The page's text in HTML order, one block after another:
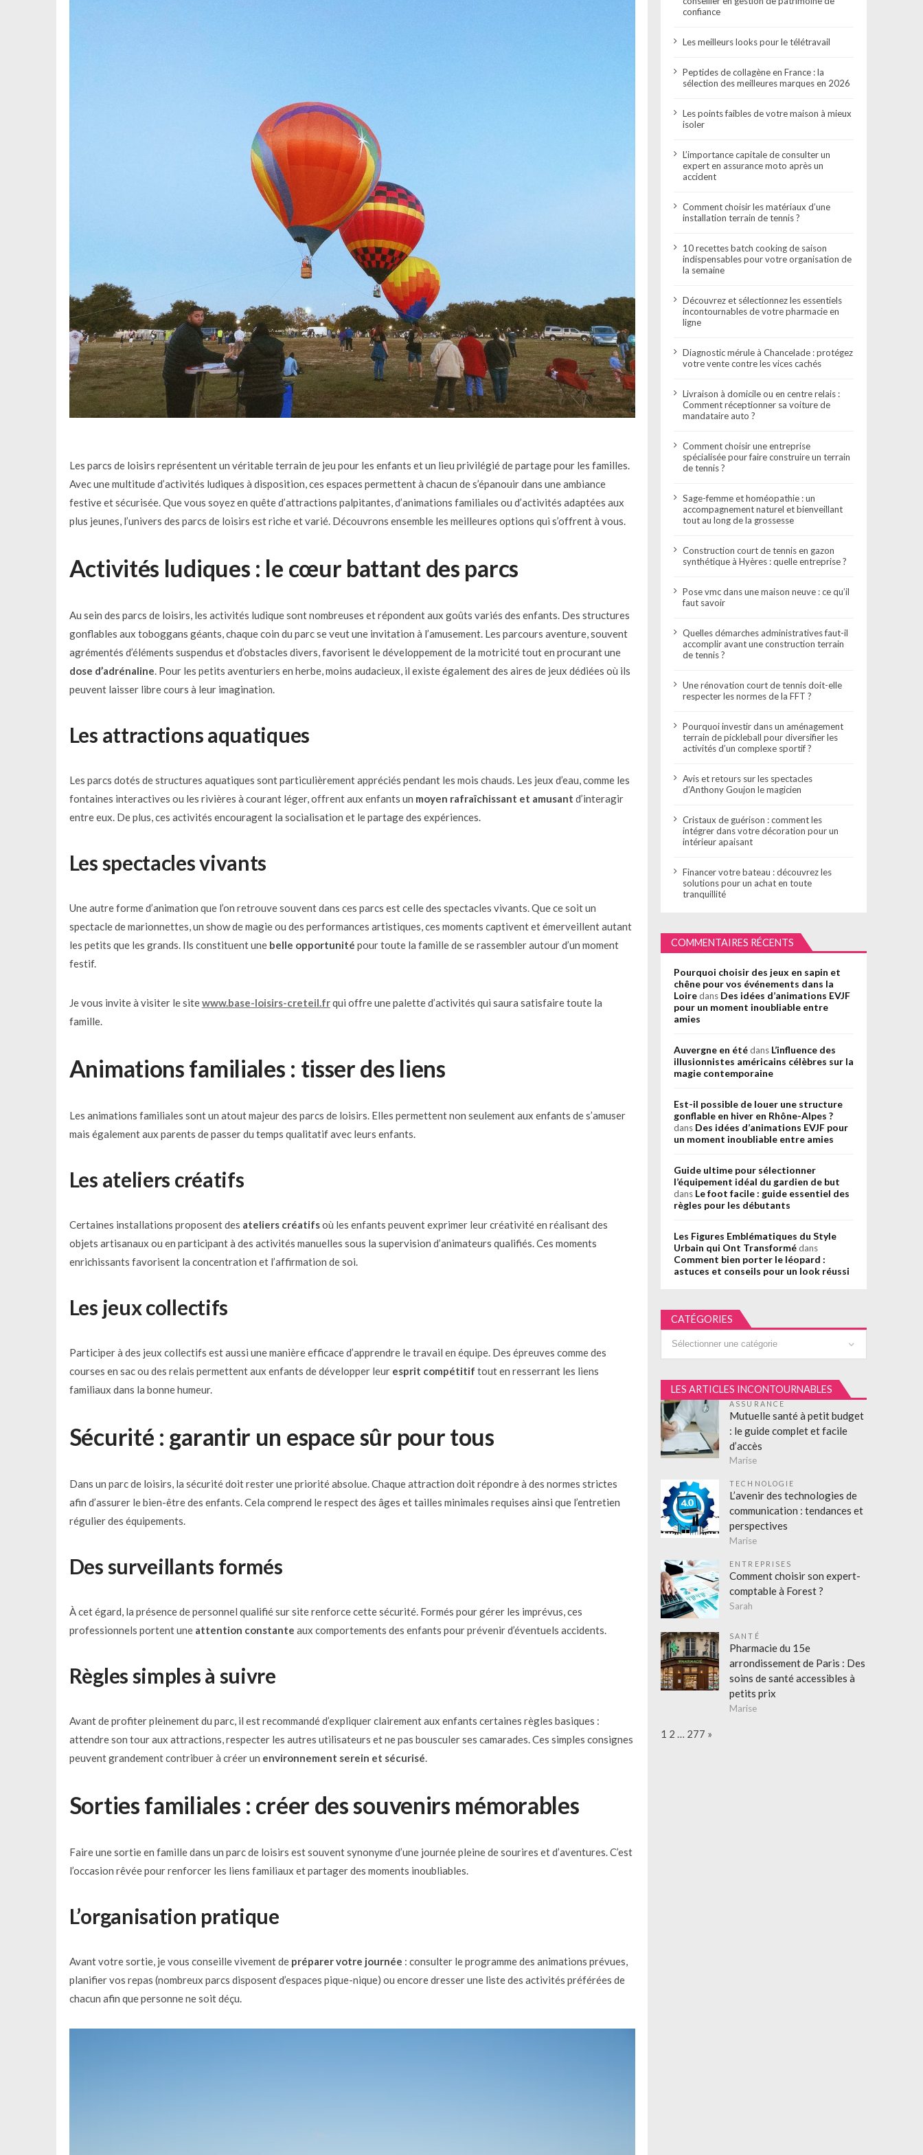
Les parcs de loisirs représentent un véritable terrain de jeu pour les enfants et un lieu privilégié de partage pour les familles.
Avec une multitude d’activités ludiques à disposition, ces espaces permettent à chacun de s’épanouir dans une ambiance
festive et sécurisée. Que vous soyez en quête d’attractions palpitantes, d’animations familiales ou d’activités adaptées aux
plus jeunes, l’univers des parcs de loisirs est riche et varié. Découvrons ensemble les meilleures options qui s’offrent à vous.
Activités ludiques : le cœur battant des parcs
Au sein des parcs de loisirs, les activités ludique sont nombreuses et répondent aux goûts variés des enfants. Des structures
gonflables aux toboggans géants, chaque coin du parc se veut une invitation à l’amusement. Les parcours aventure, souvent
agrémentés d’éléments suspendus et d’obstacles divers, favorisent le développement de la motricité tout en procurant une
dose d’adrénaline. Pour les petits aventuriers en herbe, moins audacieux, il existe également des aires de jeux dédiées où ils
peuvent laisser libre cours à leur imagination.
Les attractions aquatiques
Les parcs dotés de structures aquatiques sont particulièrement appréciés pendant les mois chauds. Les jeux d’eau, comme les
fontaines interactives ou les rivières à courant léger, offrent aux enfants un moyen rafraîchissant et amusant d’interagir
entre eux. De plus, ces activités encouragent la socialisation et le partage des expériences.
Les spectacles vivants
Une autre forme d’animation que l’on retrouve souvent dans ces parcs est celle des spectacles vivants. Que ce soit un
spectacle de marionnettes, un show de magie ou des performances artistiques, ces moments captivent et émerveillent autant
les petits que les grands. Ils constituent une belle opportunité pour toute la famille de se rassembler autour d’un moment
festif.
Je vous invite à visiter le sitewww.base-loisirs-creteil.frqui offre une palette d’activités qui saura satisfaire toute la
famille.
Animations familiales : tisser des liens
Les animations familiales sont un atout majeur des parcs de loisirs. Elles permettent non seulement aux enfants de s’amuser
mais également aux parents de passer du temps qualitatif avec leurs enfants.
Les ateliers créatifs
Certaines installations proposent des ateliers créatifsoù les enfants peuvent exprimer leur créativité en réalisant des
objets artisanaux ou en participant à des activités manuelles sous la supervision d’animateurs qualifiés. Ces moments
enrichissants favorisent la concentration et l’affirmation de soi.
Les jeux collectifs
Participer à des jeux collectifs est aussi une manière efficace d’apprendre le travail en équipe. Des épreuves comme des
courses en sac ou des relais permettent aux enfants de développer leur esprit compétitif tout en resserrant les liens
familiaux dans la bonne humeur.
Sécurité : garantir un espace sûr pour tous
Dans un parc de loisirs, la sécurité doit rester une priorité absolue. Chaque attraction doit répondre à des normes strictes
afin d’assurer le bien-être des enfants. Cela comprend le respect des âges et tailles minimales requises ainsi que l’entretien
régulier des équipements.
Des surveillants formés
À cet égard, la présence de personnel qualifié sur site renforce cette sécurité. Formés pour gérer les imprévus, ces
professionnels portent une attention constante aux comportements des enfants pour prévenir d’éventuels accidents.
Règles simples à suivre
Avant de profiter pleinement du parc, il est recommandé d’expliquer clairement aux enfants certaines règles basiques :
attendre son tour aux attractions, respecter les autres utilisateurs et ne pas bousculer ses camarades. Ces simples consignes
peuvent grandement contribuer à créer un environnement serein et sécurisé.
Sorties familiales : créer des souvenirs mémorables
Faire une sortie en famille dans un parc de loisirs est souvent synonyme d’une journée pleine de sourires et d’aventures. C’est
l’occasion rêvée pour renforcer les liens familiaux et partager des moments inoubliables.
L’organisation pratique
Avant votre sortie, je vous conseille vivement de préparer votre journée : consulter le programme des animations prévues,
planifier vos repas (nombreux parcs disposent d’espaces pique-nique) ou encore dresser une liste des activités préférées de
chacun afin que personne ne soit déçu.
confiance
Les meilleurs looks pour le télétravail
Peptides de collagène en France : la
sélection des meilleures marques en 2026
Les points faibles de votre maison à mieux
isoler
L’importance capitale de consulter un
expert en assurance moto après un
accident
Comment choisir les matériaux d’une
installation terrain de tennis ?
10 recettes batch cooking de saison
indispensables pour votre organisation de
la semaine
Découvrez et sélectionnez les essentiels
incontournables de votre pharmacie en
ligne
Diagnostic mérule à Chancelade : protégez
votre vente contre les vices cachés
Livraison à domicile ou en centre relais :
Comment réceptionner sa voiture de
mandataire auto ?
Comment choisir une entreprise
spécialisée pour faire construire un terrain
de tennis ?
Sage-femme et homéopathie : un
accompagnement naturel et bienveillant
tout au long de la grossesse
Construction court de tennis en gazon
synthétique à Hyères : quelle entreprise ?
Pose vmc dans une maison neuve : ce qu’il
faut savoir
Quelles démarches administratives faut-il
accomplir avant une construction terrain
de tennis ?
Une rénovation court de tennis doit-elle
respecter les normes de la FFT ?
Pourquoi investir dans un aménagement
terrain de pickleball pour diversifier les
activités d’un complexe sportif ?
Avis et retours sur les spectacles
d’Anthony Goujon le magicien
Cristaux de guérison : comment les
intégrer dans votre décoration pour un
intérieur apaisant
Financer votre bateau : découvrez les
solutions pour un achat en toute
tranquillité
COMMENTAIRES RÉCENTS
Pourquoi choisir des jeux en sapin et
chêne pour vos événements dans la
Loiredans Des idées d’animations EVJF
pour un moment inoubliable entre
amies
Auvergne en étédans L’influence des
illusionnistes américains célèbres sur la
magie contemporaine
Est-il possible de louer une structure
gonflable en hiver en Rhône-Alpes ?
dans Des idées d’animations EVJF pour
un moment inoubliable entre amies
Guide ultime pour sélectionner
l’équipement idéal du gardien de but
dans Le foot facile : guide essentiel des
règles pour les débutants
Les Figures Emblématiques du Style
Urbain qui Ont Transformédans
Comment bien porter le léopard :
astuces et conseils pour un look réussi
CATÉGORIES
LES ARTICLES INCONTOURNABLES
ASSURANCE
Mutuelle santé à petit budget
: le guide complet et facile
d’accès
Marise
TECHNOLOGIE
L’avenir des technologies de
communication : tendances et
perspectives
Marise
ENTREPRISES
Comment choisir son expert-
comptable à Forest ?
Sarah
SANTÉ
Pharmacie du 15e
arrondissement de Paris : Des
soins de santé accessibles à
petits prix
Marise
Page:
1 2 … 277 Next
»